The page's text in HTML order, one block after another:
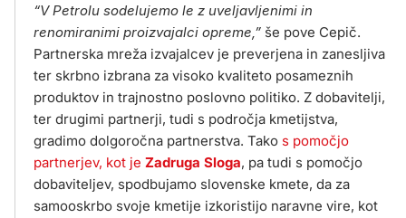
“V Petrolu sodelujemo le z uveljavljenimi in
renomiranimi proizvajalci opreme,” še pove Cepič.
Partnerska mreža izvajalcev je preverjena in zanesljiva
ter skrbno izbrana za visoko kvaliteto posameznih
produktov in trajnostno poslovno politiko. Z dobavitelji,
ter drugimi partnerji, tudi s področja kmetijstva,
gradimo dolgoročna partnerstva. Tako s pomočjo
partnerjev, kot je Zadruga Sloga, pa tudi s pomočjo
dobaviteljev, spodbujamo slovenske kmete, da za
samooskrbo svoje kmetije izkoristijo naravne vire, kot